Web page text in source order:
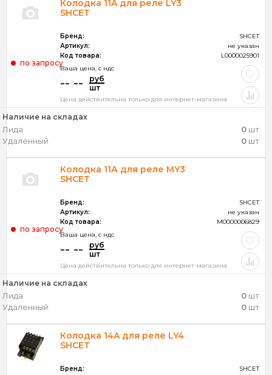
Колодка 11A для реле LY3
SHСEТ
Бренд:
SHCET
Артикул:
не указан
Код товара:
L0000025901
Ваша цена, c ндс
-- --
руб
шт
по запросу
Цена действительна только для интернет-магазина
Наличие на складах
Лида 0 шт
Удаленный
0 шт
Колодка 11А для реле MY3
SHCET
Бренд:
SHCET
Артикул:
не указан
Код товара:
M0000006829
Ваша цена, c ндс
-- --
руб
шт
по запросу
Цена действительна только для интернет-магазина
Наличие на складах
Лида 0 шт
Удаленный
0 шт
Колодка 14A для реле LY4
SHСET
Бренд:
SHCET